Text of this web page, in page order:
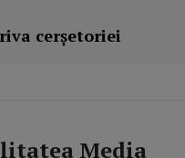
cerşetoriei
Media